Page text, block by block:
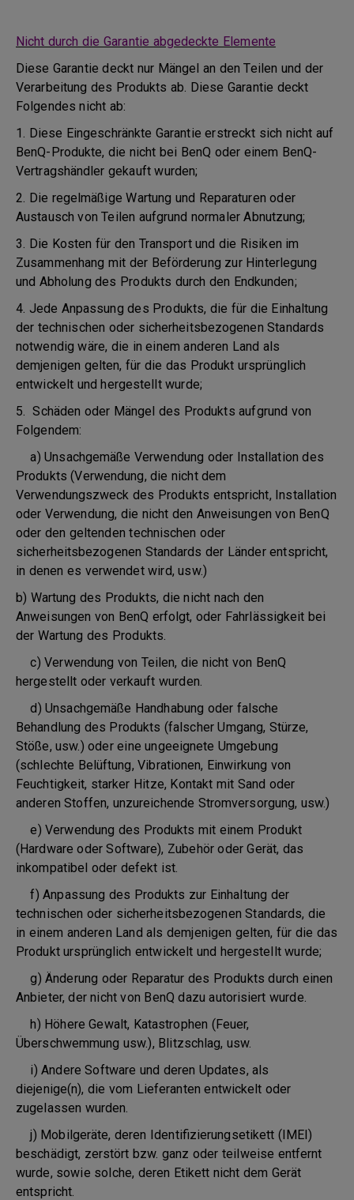
Nicht durch die Garantie abgedeckte Elemente
Diese Garantie deckt nur Mängel an den Teilen und der
Verarbeitung des Produkts ab. Diese Garantie deckt
Folgendes nicht ab:
1. Diese Eingeschränkte Garantie erstreckt sich nicht auf
BenQ-Produkte, die nicht bei BenQ oder einem BenQ-
Vertragshändler gekauft wurden;
2. Die regelmäßige Wartung und Reparaturen oder
Austausch von Teilen aufgrund normaler Abnutzung;
3. Die Kosten für den Transport und die Risiken im
Zusammenhang mit der Beförderung zur Hinterlegung
und Abholung des Produkts durch den Endkunden;
4. Jede Anpassung des Produkts, die für die Einhaltung
der technischen oder sicherheitsbezogenen Standards
notwendig wäre, die in einem anderen Land als
demjenigen gelten, für die das Produkt ursprünglich
entwickelt und hergestellt wurde;
5. Schäden oder Mängel des Produkts aufgrund von
Folgendem:
a) Unsachgemäße Verwendung oder Installation des
Produkts (Verwendung, die nicht dem
Verwendungszweck des Produkts entspricht, Installation
oder Verwendung, die nicht den Anweisungen von BenQ
oder den geltenden technischen oder
sicherheitsbezogenen Standards der Länder entspricht,
in denen es verwendet wird, usw.)
b) Wartung des Produkts, die nicht nach den
Anweisungen von BenQ erfolgt, oder Fahrlässigkeit bei
der Wartung des Produkts.
c) Verwendung von Teilen, die nicht von BenQ
hergestellt oder verkauft wurden.
d) Unsachgemäße Handhabung oder falsche
Behandlung des Produkts (falscher Umgang, Stürze,
Stöße, usw.) oder eine ungeeignete Umgebung
(schlechte Belüftung, Vibrationen, Einwirkung von
Feuchtigkeit, starker Hitze, Kontakt mit Sand oder
anderen Stoffen, unzureichende Stromversorgung, usw.)
e) Verwendung des Produkts mit einem Produkt
(Hardware oder Software), Zubehör oder Gerät, das
inkompatibel oder defekt ist.
f) Anpassung des Produkts zur Einhaltung der
technischen oder sicherheitsbezogenen Standards, die
in einem anderen Land als demjenigen gelten, für die das
Produkt ursprünglich entwickelt und hergestellt wurde;
g) Änderung oder Reparatur des Produkts durch einen
Anbieter, der nicht von BenQ dazu autorisiert wurde.
h) Höhere Gewalt, Katastrophen (Feuer,
Überschwemmung usw.), Blitzschlag, usw.
i) Andere Software und deren Updates, als
diejenige(n), die vom Lieferanten entwickelt oder
zugelassen wurden.
j) Mobilgeräte, deren Identifizierungsetikett (IMEI)
beschädigt, zerstört bzw. ganz oder teilweise entfernt
wurde, sowie solche, deren Etikett nicht dem Gerät
entspricht.